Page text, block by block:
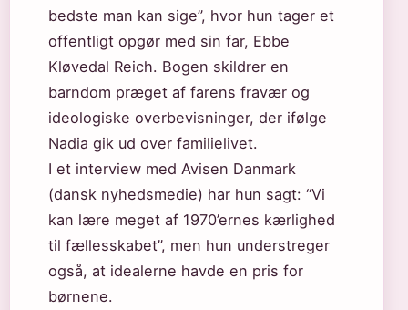
bedste man kan sige”, hvor hun tager et
offentligt opgør med sin far, Ebbe
Kløvedal Reich. Bogen skildrer en
barndom præget af farens fravær og
ideologiske overbevisninger, der ifølge
Nadia gik ud over familielivet.
I et interview med Avisen Danmark
(dansk nyhedsmedie) har hun sagt: “Vi
kan lære meget af 1970’ernes kærlighed
til fællesskabet”, men hun understreger
også, at idealerne havde en pris for
børnene.